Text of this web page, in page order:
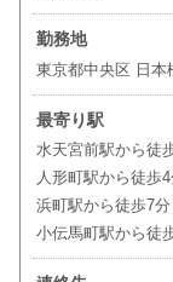
勤務地
東京都中央区 日本
最寄り駅
水天宮前駅から徒
人形町駅から徒歩
浜町駅から徒歩7分
小伝馬町駅から徒